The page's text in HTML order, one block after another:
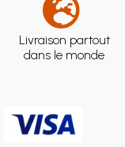
Livraison partout
dans le monde